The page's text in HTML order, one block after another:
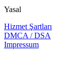
Yasal
Hizmet Şartları
DMCA / DSA
Impressum